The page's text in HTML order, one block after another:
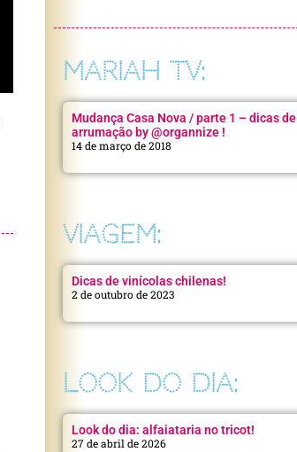
MARIAH TV:
Mudança Casa Nova / parte 1 – dicas de
arrumação by @organnize !
14 de março de 2018
VIAGEM:
Dicas de vinícolas chilenas!
2 de outubro de 2023
LOOK DO DIA:
Look do dia: alfaiataria no tricot!
27 de abril de 2026